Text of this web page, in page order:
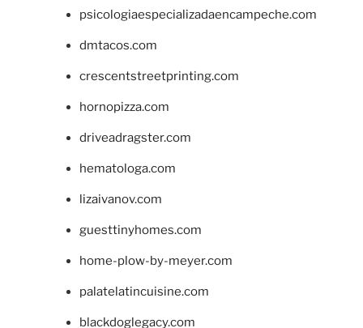
psicologiaespecializadaencampeche.com
dmtacos.com
crescentstreetprinting.com
hornopizza.com
driveadragster.com
hematologa.com
lizaivanov.com
guesttinyhomes.com
home-plow-by-meyer.com
palatelatincuisine.com
blackdoglegacy.com